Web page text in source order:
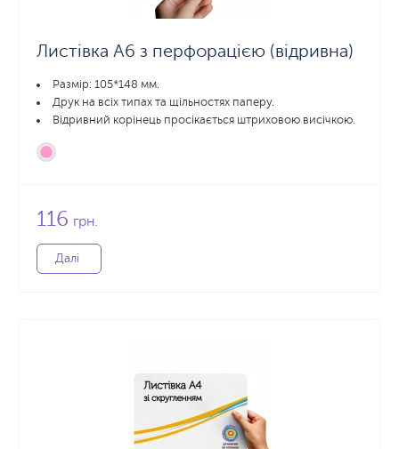
Листівка А6 з перфорацією (відривна)
Размір: 105*148 мм.
Друк на всіх типах та щільностях паперу.
Відривний корінець просікається штриховою висічкою.
116 грн.
Далі